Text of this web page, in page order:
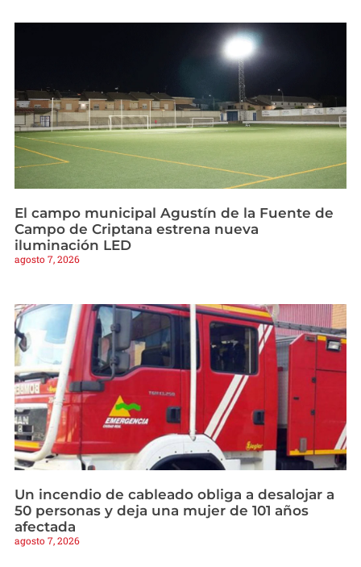
El campo municipal Agustín de la Fuente de
Campo de Criptana estrena nueva
iluminación LED
agosto 7, 2026
Un incendio de cableado obliga a desalojar a
50 personas y deja una mujer de 101 años
afectada
agosto 7, 2026